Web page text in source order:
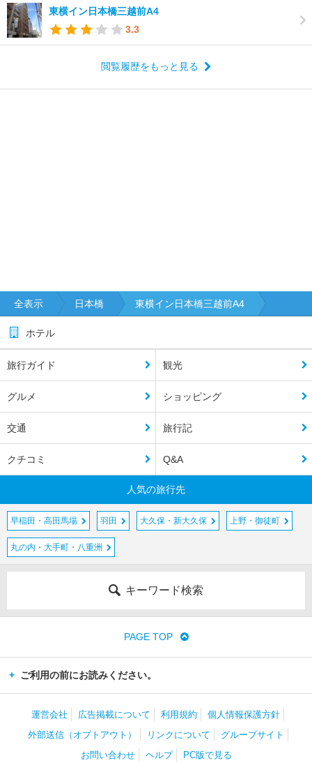
東横イン日本橋三越前A4
3.3
閲覧履歴をもっと見る
全表示 日本橋 東横イン日本橋三越前A4
ホテル
旅行ガイド 観光
グルメ ショッピング
交通 旅行記
クチコミ Q&A
人気の旅行先
早稲田・高田馬場 羽田 大久保・新大久保 上野・御徒町
丸の内・大手町・八重洲
キーワード検索
PAGE TOP
ご利用の前にお読みください。
運営会社 広告掲載について 利用規約
個人情報保護方針
外部送信（オプトアウト）
リンクについて
グループサイト
お問い合わせ
ヘルプ PC版で見る